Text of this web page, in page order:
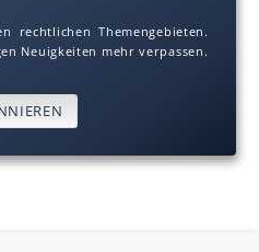
rechtlichen Themengebieten.
Neuigkeiten mehr verpassen.